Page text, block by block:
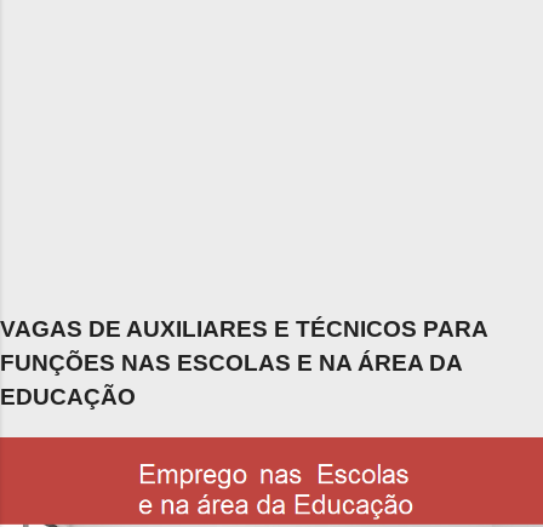
VAGAS DE AUXILIARES E TÉCNICOS PARA
FUNÇÕES NAS ESCOLAS E NA ÁREA DA
EDUCAÇÃO